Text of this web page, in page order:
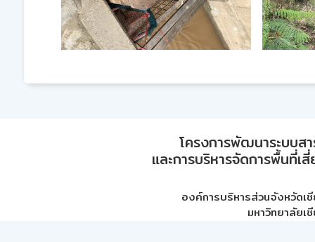
โครงการพัฒนาระบบส
และการบริหารจัดการพื้นที่เ
องค์การบริหารส่วนจังหวัดเ
มหาวิทยาลัยเ